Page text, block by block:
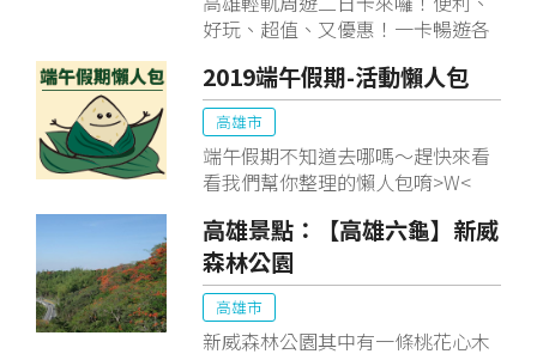
好玩、超值、又優惠！一卡暢遊各
麼玩，高雄輕軌好玩攻略一次報你
知！千萬別錯過囉！
2019端午假期-活動懶人包
高雄市
端午假期不知道去哪嗎～趕快來看
看我們幫你整理的懶人包唷>W<
高雄景點：【高雄六龜】新威
森林公園
高雄市
新威森林公園其中有一條桃花心木